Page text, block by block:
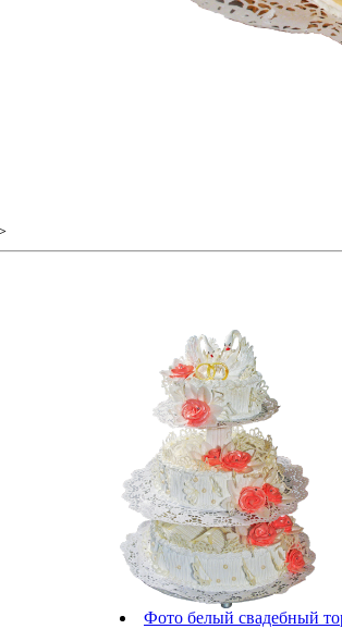
Фото белый свадебный